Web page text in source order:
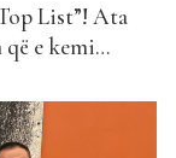
List”! Ata
e kemi
versionin
nostalgji tek